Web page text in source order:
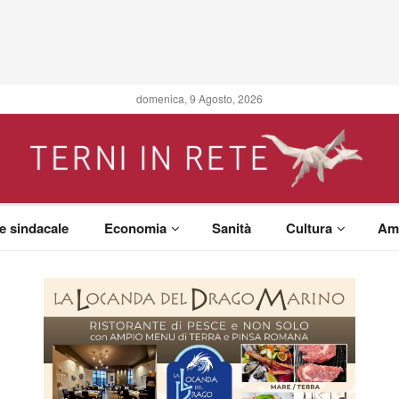
domenica, 9 Agosto, 2026
sindacale Economia Sanità Cultura